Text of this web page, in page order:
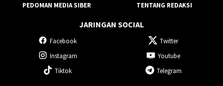
PEDOMAN MEDIA SIBER
TENTANG REDAKSI
JARINGAN SOCIAL
Facebook
Twitter
Instagram
Youtube
Tiktok
Telegram